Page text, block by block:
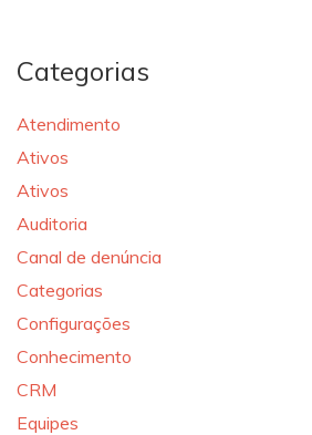
Categorias
Atendimento
Ativos
Ativos
Auditoria
Canal de denúncia
Categorias
Configurações
Conhecimento
CRM
Equipes